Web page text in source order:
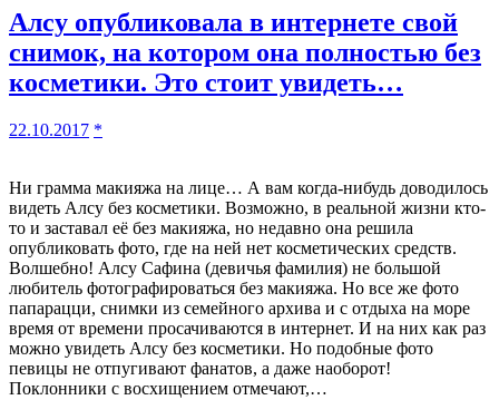
Алсу опубликовала в интернете свой
снимок, на котором она полностью без
косметики. Это стоит увидеть…
22.10.2017 *
Ни грамма макияжа на лице… А вам когда-нибудь доводилось
видеть Алсу без косметики. Возможно, в реальной жизни кто-
то и заставал её без макияжа, но недавно она решила
опубликовать фото, где на ней нет косметических средств.
Волшебно! Алсу Сафина (девичья фамилия) не большой
любитель фотографироваться без макияжа. Но все же фото
папарацци, снимки из семейного архива и с отдыха на море
время от времени просачиваются в интернет. И на них как раз
можно увидеть Алсу без косметики. Но подобные фото
певицы не отпугивают фанатов, а даже наоборот!
Поклонники с восхищением отмечают,…